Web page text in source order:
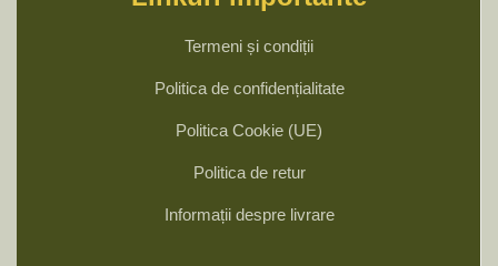
Termeni și condiții
Politica de confidențialitate
Politica Cookie (UE)
Politica de retur
Informații despre livrare